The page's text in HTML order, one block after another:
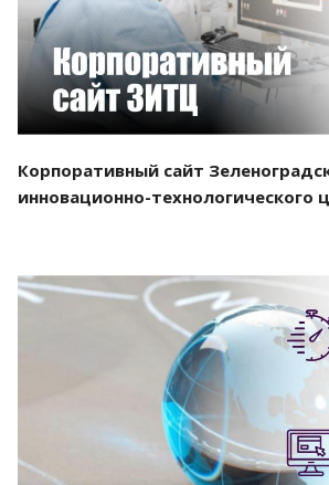
Корпоративный сайт
инновационно-технологического
Смотреть проект